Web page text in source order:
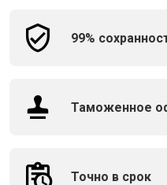
99%
Таможенное
Точно в срок